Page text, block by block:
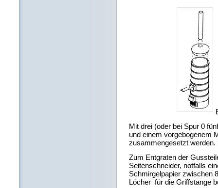
Mit drei (oder bei Spur 0
und einem vorgebogenem
zusammengesetzt werden.
Zum Entgraten der
Seitenschneider, notfalls
Schmirgelpapier zwischen
Löcher für die Griffstange